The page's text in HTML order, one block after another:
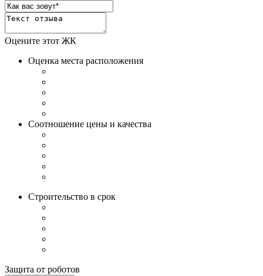
Оцените этот ЖК
Оценка места расположения
Соотношение цены и качества
Строительство в срок
Защита от роботов